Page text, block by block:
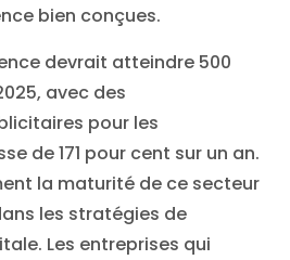
bien conçues.
devrait atteindre 500
avec des
pour les
de 171 pour cent sur un an.
la maturité de ce secteur
les stratégies de
Les entreprises qui